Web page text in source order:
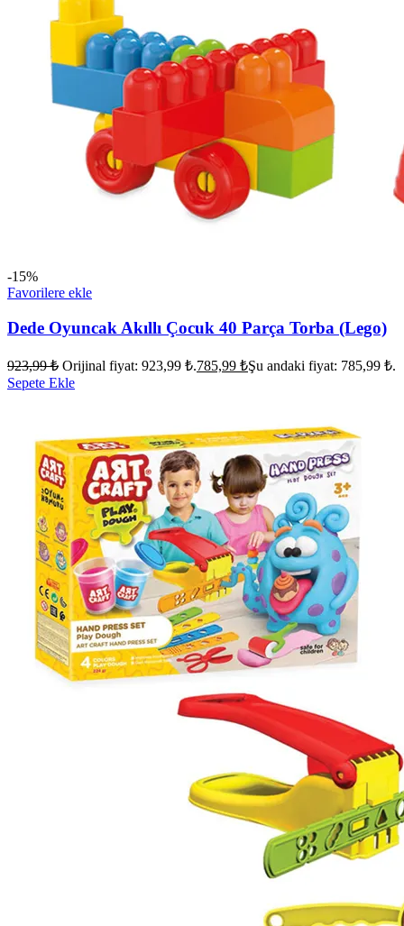
-15%
Favorilere ekle
Dede Oyuncak Akıllı Çocuk 40 Parça Torba (Lego)
923,99₺ Orijinal fiyat: 923,99 ₺.785,99 ₺Şu andaki fiyat: 785,99 ₺.
Sepete Ekle